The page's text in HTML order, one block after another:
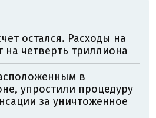
остался. Расходы на
на четверть триллиона
в
упростили процедуру
за уничтоженное